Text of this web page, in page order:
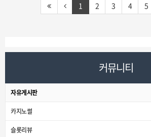
1 2 3 4 5
커뮤니티
자유게시판
카지노썰
슬롯리뷰